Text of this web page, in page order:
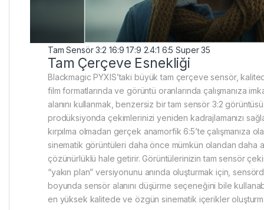
Tam Sensör 3:2 16:9 17:9 2.4:1 6:5 Super 35
Tam Çerçeve Esnekliği
Blackmagic PYXIS’taki büyük tam çerçeve sensör,
film formatlarında ve görüntü oranlarında çalışmanıza
alanını kullanmak, benzersiz bir tam sensör 3:2
prodüksiyonda çekimlerinizi yeniden kadrajlamanızı
kırpılma olmadan gerçek anamorfik 6:5’te çalışmanıza
sinematik görüntüleri daha önce mümkün olandan daha
çözünürlüklü hale getirir. Görüntülerinizin tam sensör
“yakın plan” versiyonunu anında oluşturmak için,
boyunda sensör alanını düşürme seçeneğini bile
en yüksek kalitede ve özgün sinematik içerikler